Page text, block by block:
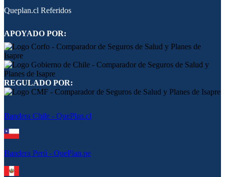
Queplan.cl Referidos
APOYADO POR:
REGULADO POR:
Bandera Chile - QuePlan.cl
Bandera Perú - QuePlan.pe